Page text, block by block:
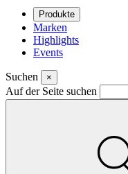
Produkte
Marken
Highlights
Events
Suchen ×
Auf der Seite suchen